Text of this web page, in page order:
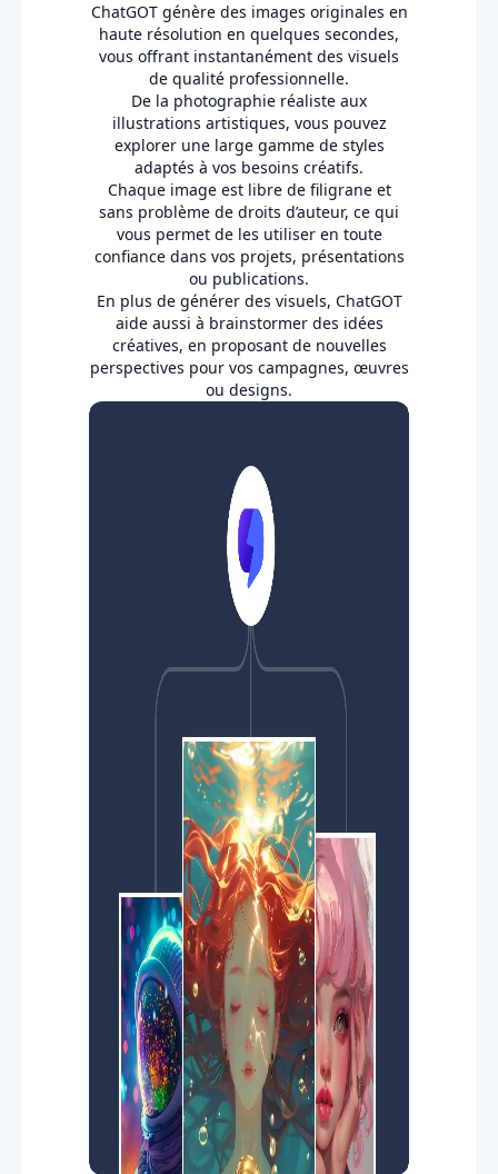
ChatGOT génère des images originales en
haute résolution en quelques secondes,
vous offrant instantanément des visuels
de qualité professionnelle.
De la photographie réaliste aux
illustrations artistiques, vous pouvez
explorer une large gamme de styles
adaptés à vos besoins créatifs.
Chaque image est libre de filigrane et
sans problème de droits d’auteur, ce qui
vous permet de les utiliser en toute
confiance dans vos projets, présentations
ou publications.
En plus de générer des visuels, ChatGOT
aide aussi à brainstormer des idées
créatives, en proposant de nouvelles
perspectives pour vos campagnes, œuvres
ou designs.